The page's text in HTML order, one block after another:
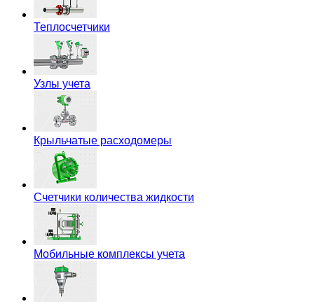
Теплосчетчики
Узлы учета
Крыльчатые расходомеры
Счетчики количества жидкости
Мобильные комплексы учета